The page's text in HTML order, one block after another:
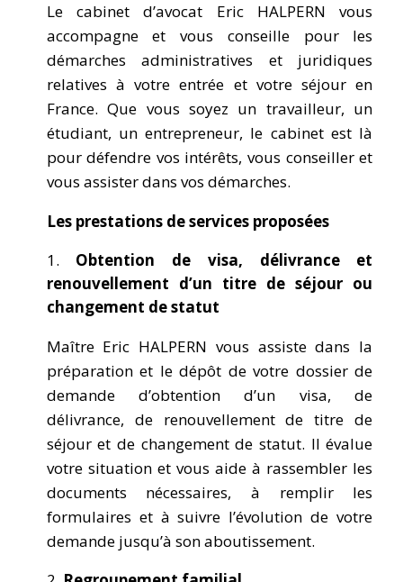
Le cabinet d’avocat Eric HALPERN vous
accompagne et vous conseille pour les
démarches administratives et juridiques
relatives à votre entrée et votre séjour en
France. Que vous soyez un travailleur, un
étudiant, un entrepreneur, le cabinet est là
pour défendre vos intérêts, vous conseiller et
vous assister dans vos démarches.
Les prestations de services proposées
Obtention de visa, délivrance et
renouvellement d’un titre de séjour ou
changement de statut
Maître Eric HALPERN vous assiste dans la
préparation et le dépôt de votre dossier de
demande d’obtention d’un visa, de
délivrance, de renouvellement de titre de
séjour et de changement de statut. Il évalue
votre situation et vous aide à rassembler les
documents nécessaires, à remplir les
formulaires et à suivre l’évolution de votre
demande jusqu’à son aboutissement.